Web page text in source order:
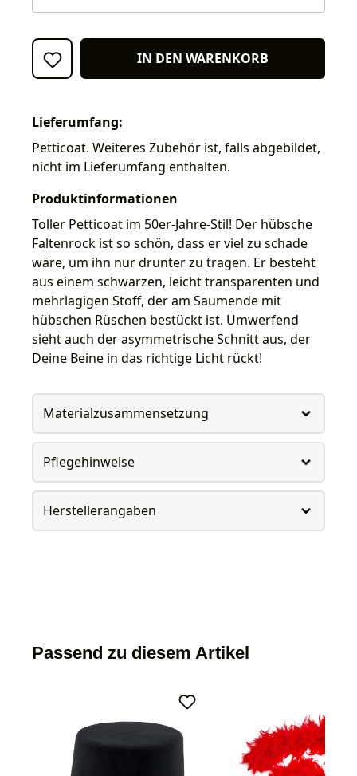
IN DEN WARENKORB
Lieferumfang:
Petticoat. Weiteres Zubehör ist, falls abgebildet,
nicht im Lieferumfang enthalten.
Produktinformationen
Toller Petticoat im 50er-Jahre-Stil! Der hübsche
Faltenrock ist so schön, dass er viel zu schade
wäre, um ihn nur drunter zu tragen. Er besteht
aus einem schwarzen, leicht transparenten und
mehrlagigen Stoff, der am Saumende mit
hübschen Rüschen bestückt ist. Umwerfend
sieht auch der asymmetrische Schnitt aus, der
Deine Beine in das richtige Licht rückt!
Materialzusammensetzung
Pflegehinweise
Herstellerangaben
Passend zu diesem Artikel